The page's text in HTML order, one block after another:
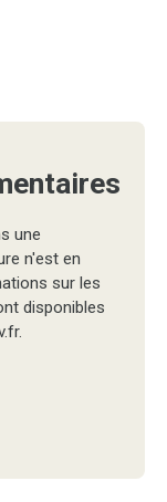
une
n'est en
sur les
disponibles